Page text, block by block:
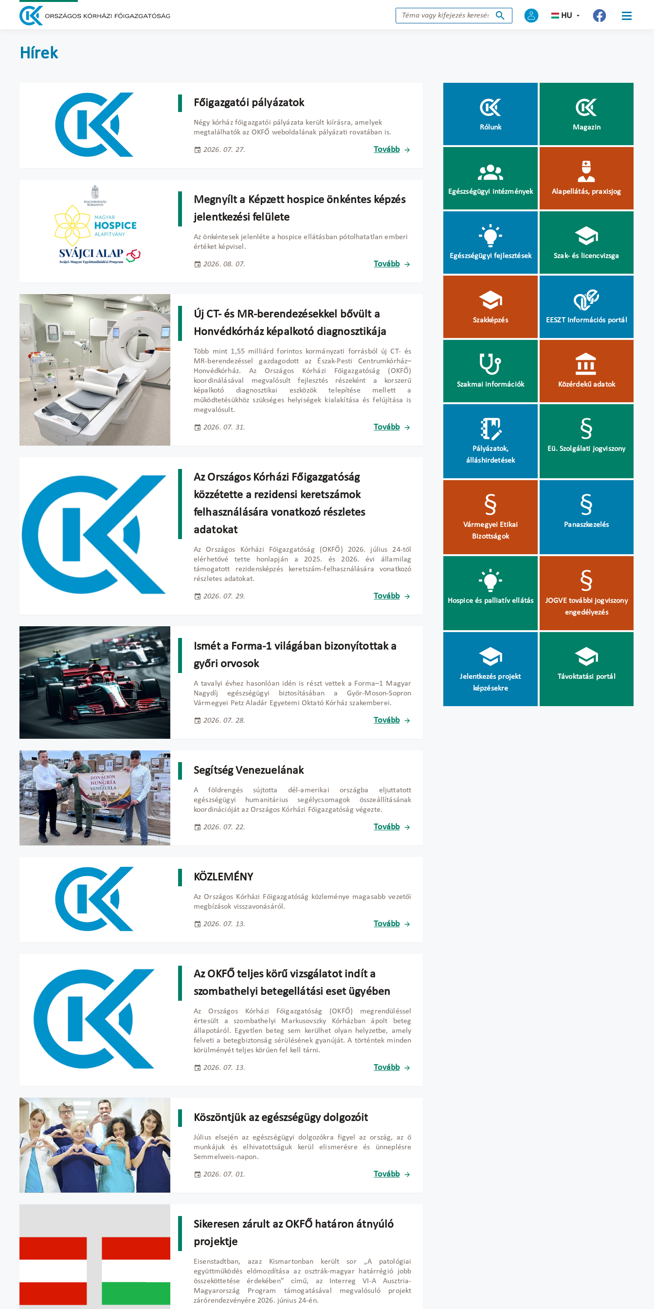
HU
Hírek
Főigazgatói pályázatok
Négy kórház főigazgatói pályázata került kiírásra, amelyek
megtalálhatók az OKFŐ weboldalának pályázati rovatában is.
2026. 07. 27. Tovább
Megnyílt a Képzett hospice önkéntes képzés
jelentkezési felülete
Az önkéntesek jelenléte a hospice ellátásban pótolhatatlan emberi
értéket képvisel.
2026. 08. 07. Tovább
Új CT- és MR-berendezésekkel bővült a
Honvédkórház képalkotó diagnosztikája
Több mint 1,55 milliárd forintos kormányzati forrásból új CT- és
MR-berendezéssel gazdagodott az Észak-Pesti Centrumkórház–
Honvédkórház. Az Országos Kórházi Főigazgatóság (OKFŐ)
koordinálásával megvalósult fejlesztés részeként a korszerű
képalkotó diagnosztikai eszközök telepítése mellett a
működtetésükhöz szükséges helyiségek kialakítása és felújítása is
megvalósult.
2026. 07. 31. Tovább
Az Országos Kórházi Főigazgatóság
közzétette a rezidensi keretszámok
felhasználására vonatkozó részletes
adatokat
Az Országos Kórházi Főigazgatóság (OKFŐ) 2026. július 24-től
elérhetővé tette honlapján a 2025. és 2026. évi államilag
támogatott rezidensképzés keretszám-felhasználására vonatkozó
részletes adatokat.
2026. 07. 29. Tovább
Ismét a Forma-1 világában bizonyítottak a
győri orvosok
A tavalyi évhez hasonlóan idén is részt vettek a Forma–1 Magyar
Nagydíj egészségügyi biztosításában a Győr-Moson-Sopron
Vármegyei Petz Aladár Egyetemi Oktató Kórház szakemberei.
2026. 07. 28. Tovább
Segítség Venezuelának
A földrengés sújtotta dél-amerikai országba eljuttatott
egészségügyi humanitárius segélycsomagok összeállításának
koordinációját az Országos Kórházi Főigazgatóság végezte.
2026. 07. 22. Tovább
KÖZLEMÉNY
Az Országos Kórházi Főigazgatóság közleménye magasabb vezetői
megbízások visszavonásáról.
2026. 07. 13. Tovább
Az OKFŐ teljes körű vizsgálatot indít a
szombathelyi betegellátási eset ügyében
Az Országos Kórházi Főigazgatóság (OKFŐ) megrendüléssel
értesült a szombathelyi Markusovszky Kórházban ápolt beteg
állapotáról. Egyetlen beteg sem kerülhet olyan helyzetbe, amely
felveti a betegbiztonság sérülésének gyanúját. A történtek minden
körülményét teljes körűen fel kell tárni.
2026. 07. 13. Tovább
Köszöntjük az egészségügy dolgozóit
Július elsején az egészségügyi dolgozókra figyel az ország, az ő
munkájuk és elhivatottságuk kerül elismerésre és ünneplésre
Semmelweis-napon.
2026. 07. 01. Tovább
Sikeresen zárult az OKFŐ határon átnyúló
projektje
Eisenstadtban, azaz Kismartonban került sor „A patológiai
együttműködés előmozdítása az osztrák-magyar határrégió jobb
összeköttetése érdekében” című, az Interreg VI-A Ausztria-
Magyarország Program támogatásával megvalósuló projekt
zárórendezvényére 2026. június 24-én.
Rólunk Magazin
Egészségügyi intézmények Alapellátás, praxisjog
Egészségügyi fejlesztések Szak- és licencvizsga
Szakképzés EESZT Információs portál
Szakmai információk Közérdekű adatok
Pályázatok,
álláshirdetések
Eü. Szolgálati jogviszony
Vármegyei Etikai
Bizottságok
Panaszkezelés
Hospice és palliatív ellátás
JOGVE további jogviszony
engedélyezés
Jelentkezés projekt
képzésekre
Távoktatási portál